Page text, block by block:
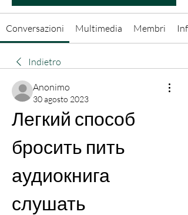
Conversazioni Multimedia Membri Info
Indietro
Anonimo
30 agosto 2023
Легкий способ
бросить пить
аудиокнига
слушать